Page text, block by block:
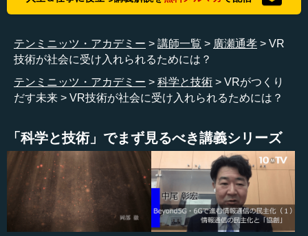
もちろん普及に当たっては、さまざまな障害がこれから
克服できて初めて、技術として一人前のものに成長してい
くと思います。
即物的に考えると、おそらく皆さんが最もご心配される
ところは、「HMDって大丈夫？」というようなことではな
いでしょうか。また、「目に悪くないのか」あるいは「斜
視になるのではないのか」ということもよくいわれていま
す。こういった問題は、どんな技術に対しても、すべから
く起こってくることで、そこはその分野で権威のある人た
ちにそういう側面から研究していただき、実際の影響など
テンミニッツ・アカデミー 講師一覧 廣瀬通孝
VR
技術が社会に受け入れられるためには？
テンミニッツ・アカデミー
科学と技術
VRがつくり
だす未来
VR技術が社会に受け入れられるためには？
「科学と技術」でまず見るべき講義シリーズ